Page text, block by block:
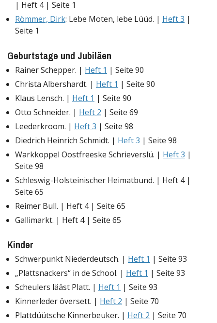
| Heft 4 | Seite 1
Römmer, Dirk: Lebe Moten, lebe Lüüd. | Heft 3 |
Seite 1
Geburtstage und Jubiläen
Rainer Schepper. | Heft 1 | Seite 90
Christa Albershardt. | Heft 1 | Seite 90
Klaus Lensch. | Heft 1 | Seite 90
Otto Schneider. | Heft 2 | Seite 69
Leederkroom. | Heft 3 | Seite 98
Diedrich Heinrich Schmidt. | Heft 3 | Seite 98
Warkkoppel Oostfreeske Schrieverslü. | Heft 3 |
Seite 98
Schleswig-Holsteinischer Heimatbund. | Heft 4 |
Seite 65
Reimer Bull. | Heft 4 | Seite 65
Gallimarkt. | Heft 4 | Seite 65
Kinder
Schwerpunkt Niederdeutsch. | Heft 1 | Seite 93
„Plattsnackers“ in de School. | Heft 1 | Seite 93
Scheulers lääst Platt. | Heft 1 | Seite 93
Kinnerleder översett. | Heft 2 | Seite 70
Plattdüütsche Kinnerbeuker. | Heft 2 | Seite 70